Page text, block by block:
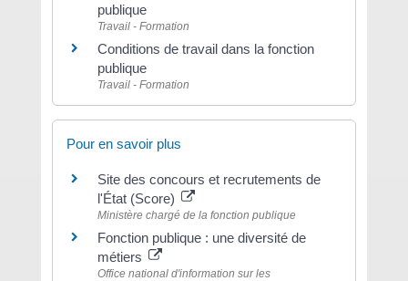
publique
Travail - Formation
Conditions de travail dans la fonction
publique
Travail - Formation
Pour en savoir plus
Site des concours et recrutements de
l'État (Score)
Ministère chargé de la fonction publique
Fonction publique : une diversité de
métiers
Office national d'information sur les